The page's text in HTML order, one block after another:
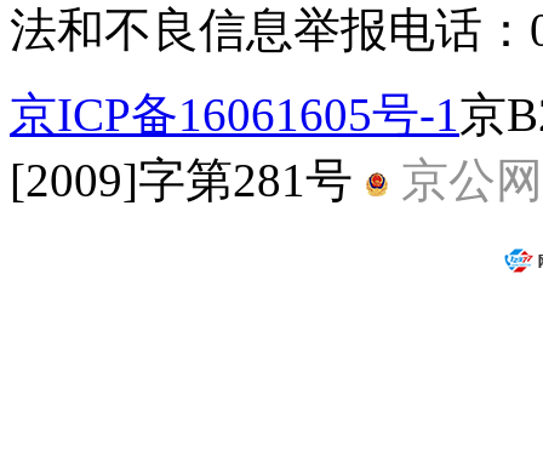
法和不良信息举报电话：
京ICP备16061605号-1京
[2009]字第281号
京公